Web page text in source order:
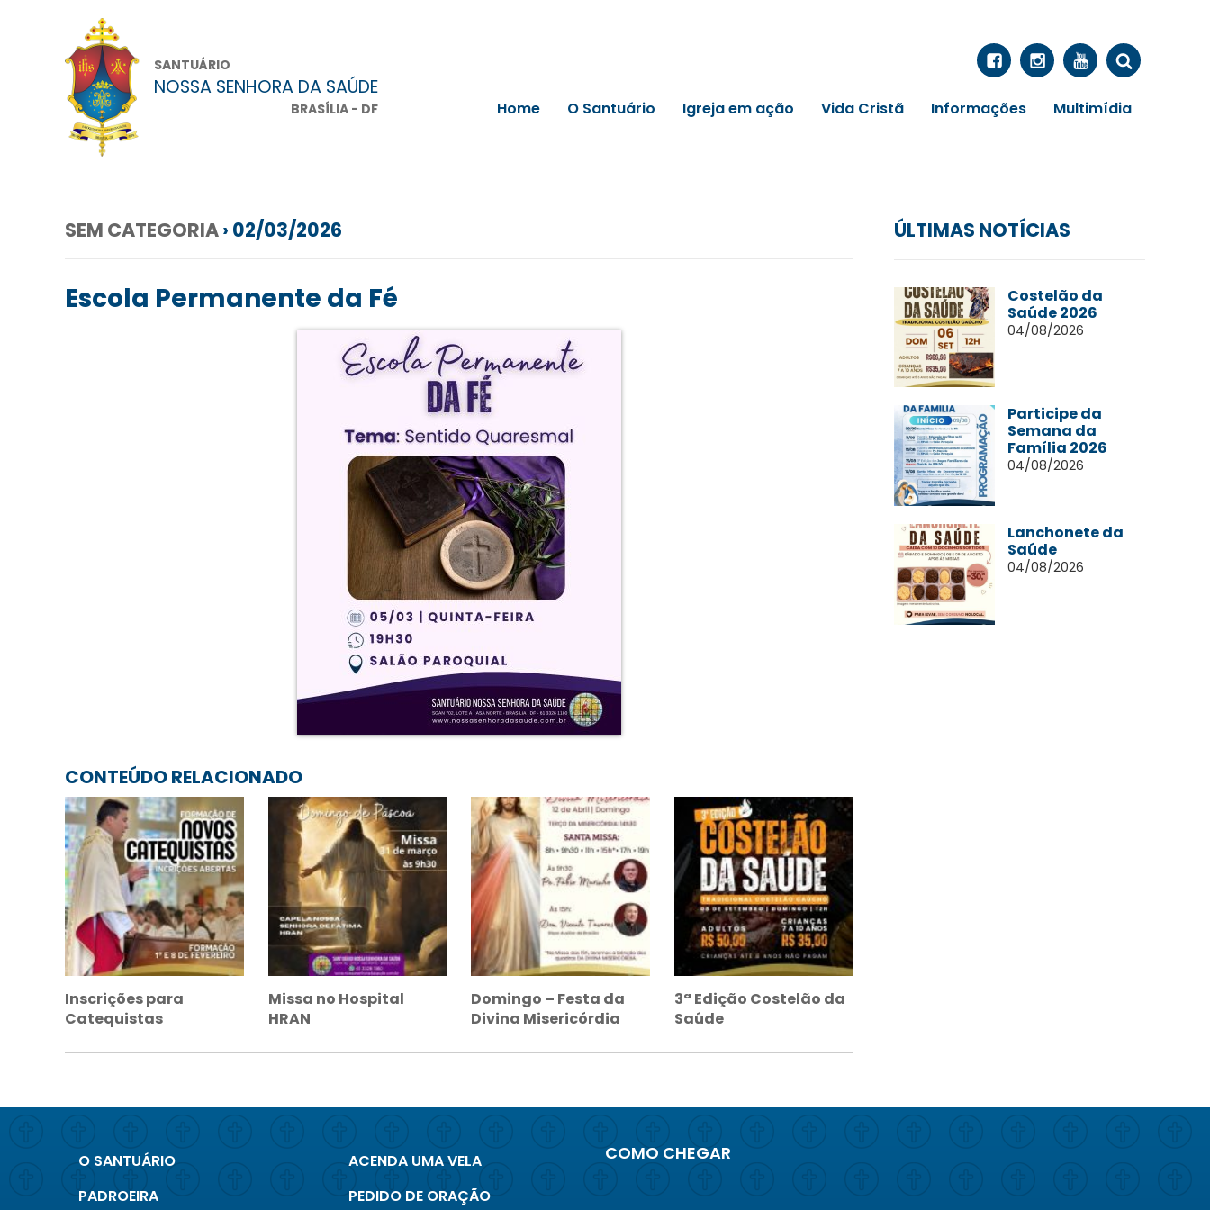
SANTUÁRIO
NOSSA SENHORA DA SAÚDE
BRASÍLIA - DF Home O Santuário Igreja em ação Vida Cristã Informações Multimídia
SEM CATEGORIA› 02/03/2026
Escola Permanente da Fé
CONTEÚDO RELACIONADO
Inscrições para
Catequistas
Missa no Hospital
HRAN
Domingo – Festa da
Divina Misericórdia
3ª Edição Costelão da
Saúde
ÚLTIMAS NOTÍCIAS
Costelão da
Saúde 2026
04/08/2026
Participe da
Semana da
Família 2026
04/08/2026
Lanchonete da
Saúde
04/08/2026
O SANTUÁRIO
PADROEIRA
ACENDA UMA VELA
PEDIDO DE ORAÇÃO
COMO CHEGAR